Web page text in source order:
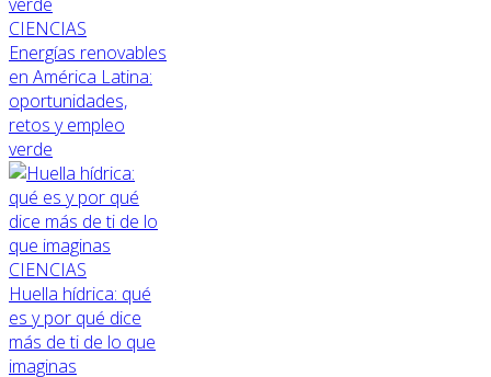
CIENCIAS
Energías renovables
en América Latina:
oportunidades,
retos y empleo
verde
CIENCIAS
Huella hídrica: qué
es y por qué dice
más de ti de lo que
imaginas